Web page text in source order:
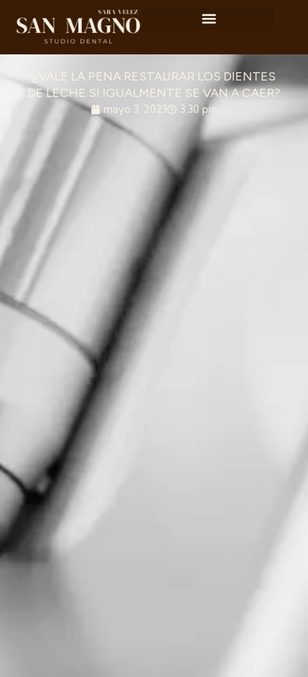
¿VALE LA PENA RESTAURAR LOS DIENTES
DE LECHE SI IGUALMENTE SE VAN A CAER?
mayo 3, 2023 3:30 pm